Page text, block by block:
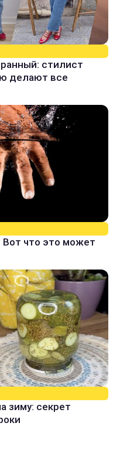
стилист
делают все
Вот что это может
зиму: секрет